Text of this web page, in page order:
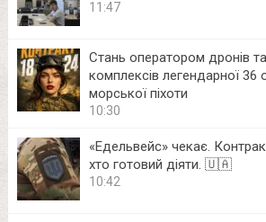
11:47
Стань оператором дронів
комплексів легендарної 36
морської піхоти
10:30
«Едельвейс» чекає.
хто готовий діяти. 🇺🇦
10:42